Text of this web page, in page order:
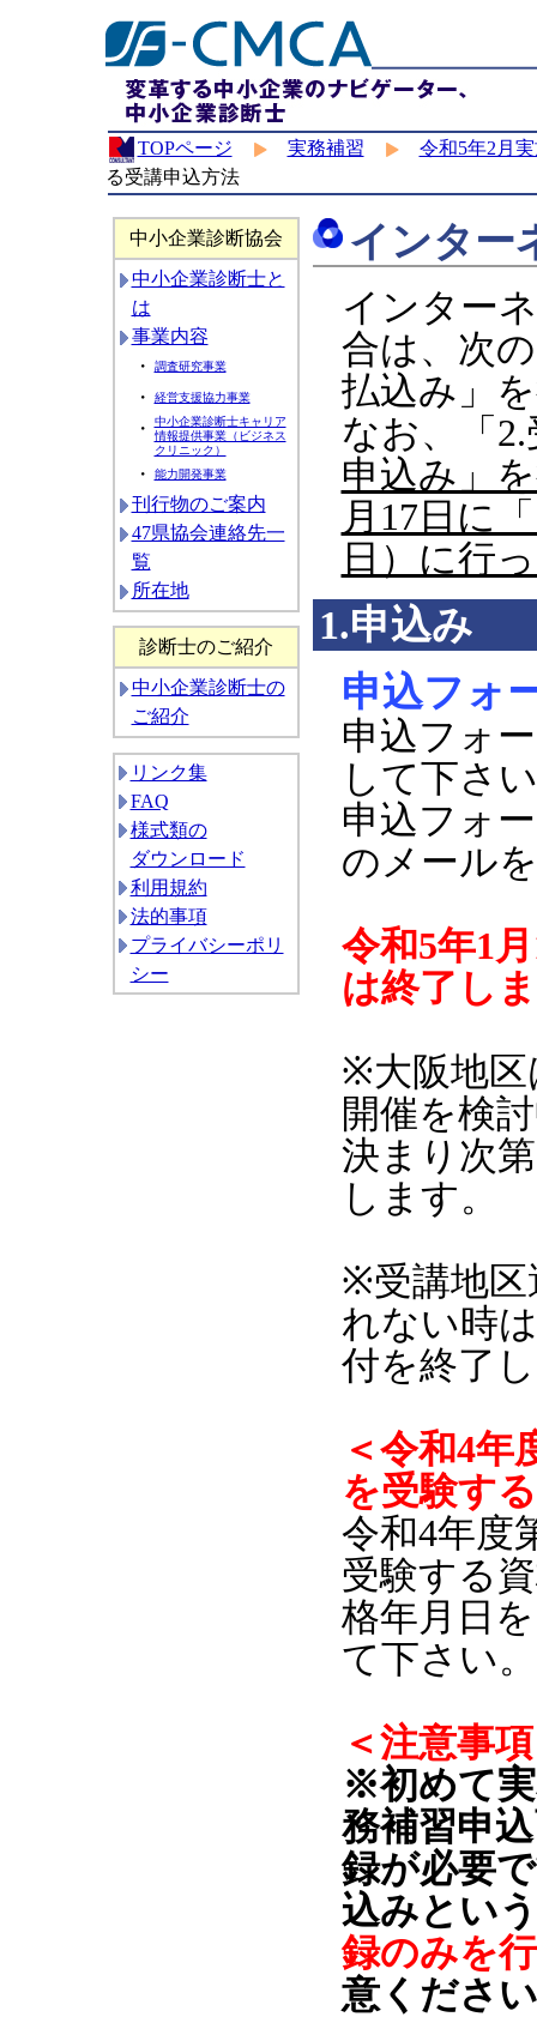
TOPページ 実務補習
令和5年2月
る受講申込方法
中小企業診断協会
中小企業診断士と
は
事業内容
・
調査研究事業
・ 経営支援協力事業
・
中小企業診断士キャリア
情報提供事業（ビジネス
クリニック）
・ 能力開発事業
刊行物のご案内
47県協会連絡先一
覧
所在地
診断士のご紹介
中小企業診断士の
ご紹介
リンク集
FAQ
様式類の
ダウンロード
利用規約
法的事項
プライバシーポリ
シー
インター
インター
合は、次
払込み」
なお、「
申込み」
月17日に
日）に行
1.申込み
申込フォ
申込フォ
して下さい
申込フォ
のメール
令和5年1
は終了し
※大阪地区
開催を検
決まり次
します。
※受講地区
れない時
付を終了
＜令和4年
を受験す
令和4年度
受験する
格年月日
て下さい。
＜注意事
※初めて
務補習申
録が必要
込みとい
録のみを
意くださ